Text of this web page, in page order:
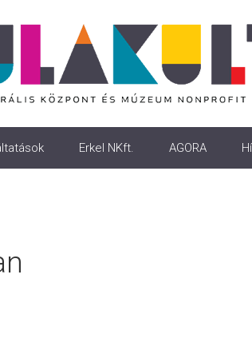
Erkel NKft. AGORA